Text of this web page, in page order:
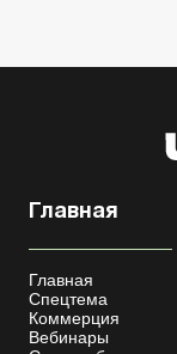
Главная
Главная
Спецтема
Коммерция
Вебинары